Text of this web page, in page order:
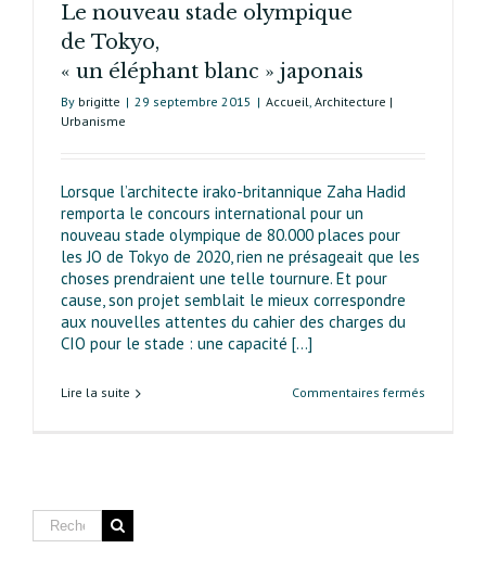
Le nouveau stade olympique
de Tokyo,
« un éléphant blanc » japonais
By brigitte | 29 septembre 2015 | Accueil, Architecture |
Urbanisme
Lorsque l’architecte irako-britannique Zaha Hadid
remporta le concours international pour un
nouveau stade olympique de 80.000 places pour
les JO de Tokyo de 2020, rien ne présageait que les
choses prendraient une telle tournure. Et pour
cause, son projet semblait le mieux correspondre
aux nouvelles attentes du cahier des charges du
CIO pour le stade : une capacité [...]
Lire la suite Commentaires fermés